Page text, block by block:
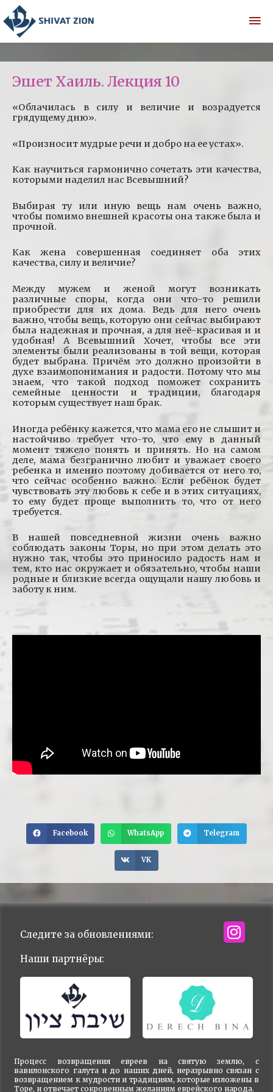
Эшет Хаиль. Лекция 10
«Облачилась в силу и величие и возрадуется
грядущему дню».
«Произносит мудрые речи и добро на ее устах».
Как научиться гармонично сочетать эти качества,
которыми наделил нас Всевышний?
Выбирая ту или иную вещь нам очень важно,
чтобы помимо внешней красоты она также была и
прочной.
Как жена совершенная соединяет оба этих
качества, силу и величие?
Между мужем и женой могут возникать
различные споры, когда они что-то решили
приобрести для их дома. Ведь для него очень
важно, чтобы вещь, которую они сейчас выбирают
была надежная и прочная, а для неё-красивая и и
удобная! А Всевышний Хочет, чтобы все эти
элементы были реализованы в той вещи, которая
будет выбрана. Причём это должно произойти в
духе взаимопонимания и радости. Потому что мы
знаем, что такой подход поможет сохранить
семейные ценности и традиции, благодаря
которым существует наш брак.
Иногда ребёнку кажется, что мама его не слышит и
настойчиво требует что-то, что ему в данный
момент тяжело понять и принять. Но на самом
деле, мама безгранично любит и уважает своего
ребенка и именно поэтому добивается от него то,
что сейчас особенно важно. Если ребёнок будет
чувствовать эту любовь к себе и в этих ситуациях,
то ему будет проще выполнить то, что от него
требуется.
В нашей повседневной жизни очень важно
соблюдать законы Торы, но при этом делать это
нужно так, чтобы это приносило радость нам и
тем, кто нас окружает и обязательно, чтобы наши
родные и близкие всегда ощущали нашу любовь и
заботу к ним.
Facebook WhatsApp Telegram
VK
Процесс возвращения евреев на святую землю, с
вавилонского галута и до наших дней, неразрывно связан с
возвращением к мудрости и традициям, которые изложены в
Торе, и отвечает сокровенным желаниям еврейского народа.
Следите за обновлениями:
Наши партнёры: